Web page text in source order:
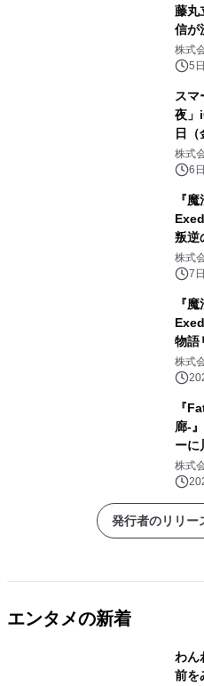
藤丸
信が
株式
5
スマ
夜」
日（
株式
6
『
叛逆
場！
上映
株式
7
『
物語
情報
配信
株式
『
廊-
ーに
株式
発行者のリリー
エンタメの新着
わん
前を